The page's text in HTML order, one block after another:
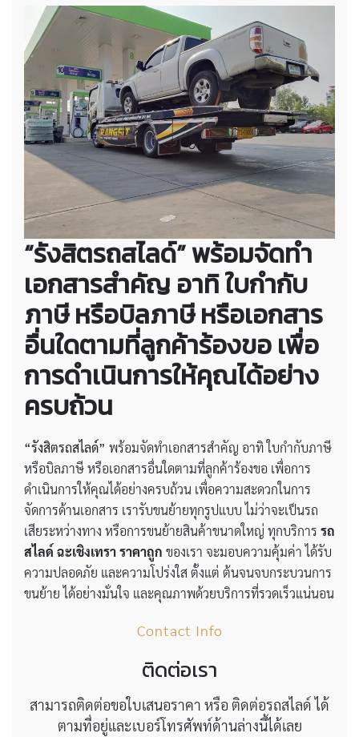
“รังสิตรถสไลด์” พร้อมจัดทำ
เอกสารสำคัญ อาทิ ใบกำกับ
ภาษี หรือบิลภาษี หรือเอกสาร
อื่นใดตามที่ลูกค้าร้องขอ เพื่อ
การดำเนินการให้คุณได้อย่าง
ครบถ้วน
“รังสิตรถสไลด์” พร้อมจัดทำเอกสารสำคัญ อาทิ ใบกำกับภาษี
หรือบิลภาษี หรือเอกสารอื่นใดตามที่ลูกค้าร้องขอ เพื่อการ
ดำเนินการให้คุณได้อย่างครบถ้วน เพื่อความสะดวกในการ
จัดการด้านเอกสาร เรารับขนย้ายทุกรูปแบบ ไม่ว่าจะเป็นรถ
เสียระหว่างทาง หรือการขนย้ายสินค้าขนาดใหญ่ ทุกบริการ รถ
สไลด์ ฉะเชิงเทรา ราคาถูก ของเรา จะมอบความคุ้มค่า ได้รับ
ความปลอดภัย และความโปร่งใส ตั้งแต่ ต้นจนจบกระบวนการ
ขนย้าย ได้อย่างมั่นใจ และคุณภาพด้วยบริการที่รวดเร็วแน่นอน
Contact Info
ติดต่อเรา
สามารถติดต่อขอใบเสนอราคา หรือ ติดต่อรถสไลด์ ได้
ตามที่อยู่และเบอร์โทรศัพท์ด้านล่างนี้ได้เลย